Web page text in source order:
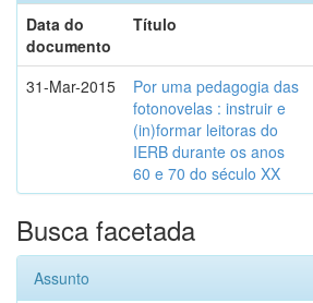
Data do
documento
Título
31-Mar-2015
Por uma pedagogia das
fotonovelas : instruir e
(in)formar leitoras do
IERB durante os anos
60 e 70 do século XX
Busca facetada
Assunto